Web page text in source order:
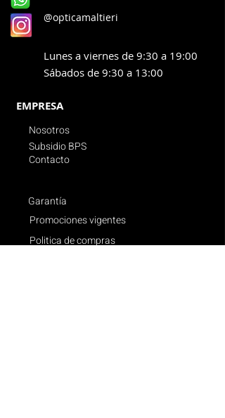
@opticamaltieri
Lunes a viernes de 9:30 a 19:00
Sábados de 9:30 a 13:00
EMPRESA
Nosotros
Subsidio BPS
Contacto
Garantía
Promociones vigentes
Politica de compras